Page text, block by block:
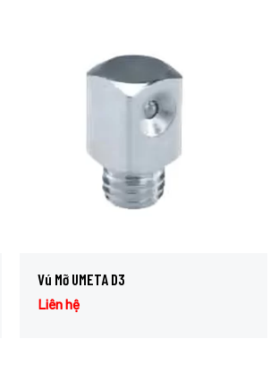
Vú Mỡ UMETA D3
Liên hệ